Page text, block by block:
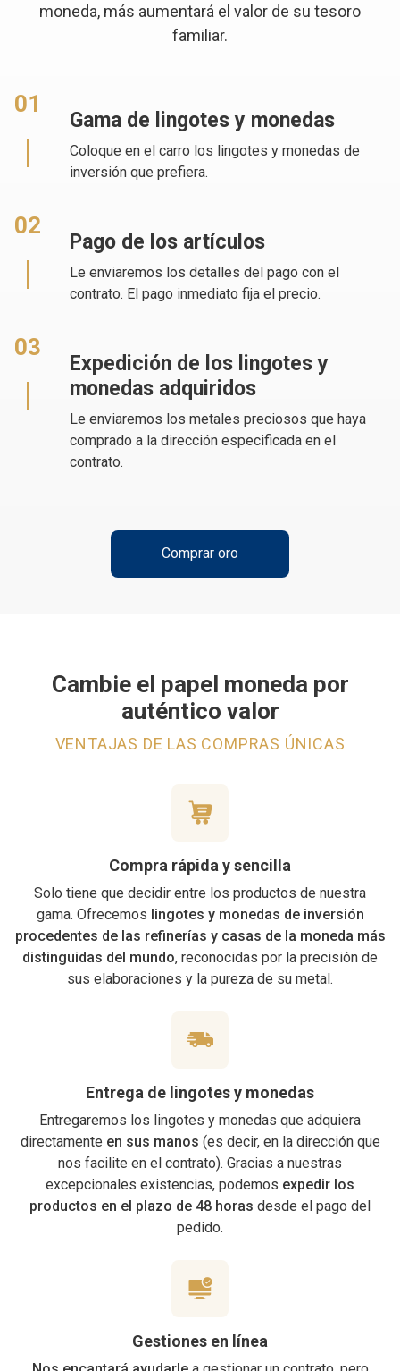
moneda, más aumentará el valor de su tesoro
familiar.
01
Gama de lingotes y monedas
Coloque en el carro los lingotes y monedas de
inversión que prefiera.
02
Pago de los artículos
Le enviaremos los detalles del pago con el
contrato. El pago inmediato fija el precio.
03
Expedición de los lingotes y
monedas adquiridos
Le enviaremos los metales preciosos que haya
comprado a la dirección especificada en el
contrato.
Comprar oro
Cambie el papel moneda por
auténtico valor
VENTAJAS DE LAS COMPRAS ÚNICAS
Compra rápida y sencilla
Solo tiene que decidir entre los productos de nuestra
gama. Ofrecemos lingotes y monedas de inversión
procedentes de las refinerías y casas de la moneda más
distinguidas del mundo, reconocidas por la precisión de
sus elaboraciones y la pureza de su metal.
Entrega de lingotes y monedas
Entregaremos los lingotes y monedas que adquiera
directamente en sus manos (es decir, en la dirección que
nos facilite en el contrato). Gracias a nuestras
excepcionales existencias, podemos expedir los
productos en el plazo de 48 horas desde el pago del
pedido.
Gestiones en línea